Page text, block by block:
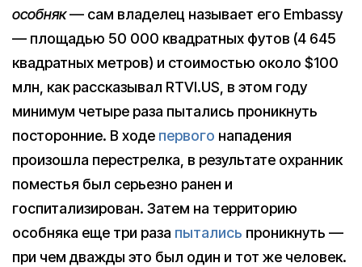
особняк— сам владелец называет его Embassy
— площадью 50 000 квадратных футов (4 645
квадратных метров) и стоимостью около $100
млн, как рассказывал RTVI.US, в этом году
минимум четыре раза пытались проникнуть
посторонние. В ходе первого нападения
произошла перестрелка, в результате охранник
поместья был серьезно ранен и
госпитализирован. Затем на территорию
особняка еще три раза пытались проникнуть —
при чем дважды это был один и тот же человек.